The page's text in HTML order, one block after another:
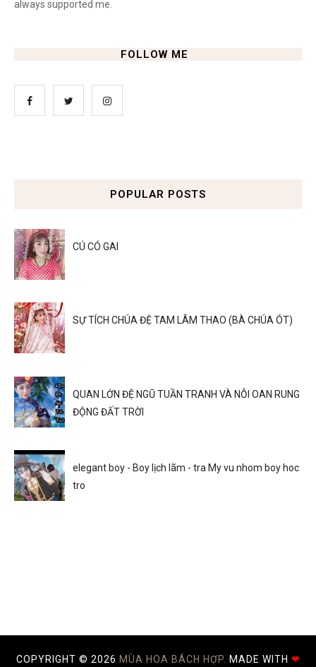
always supported me.
FOLLOW ME
POPULAR POSTS
CÚ CÓ GAI
SỰ TÍCH CHÚA ĐỆ TAM LÂM THAO (BÀ CHÚA ÓT)
QUAN LỚN ĐỆ NGŨ TUẦN TRANH VÀ NỖI OAN RUNG
ĐỘNG ĐẤT TRỜI
elegant boy - Boy lịch lãm - tra My vu nhom boy hoc
tro
COPYRIGHT © 2026 MÙA HOA BÁCH HỢP. MADE WITH ❤